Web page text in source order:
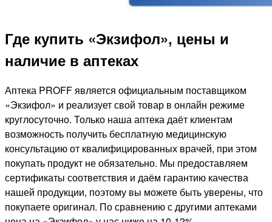
Где купить «Экзифол», цены и
наличие в аптеках
Аптека PROFF является официальным поставщиком
«Экзифол» и реализует свой товар в онлайн режиме
круглосуточно. Только наша аптека даёт клиентам
возможность получить бесплатную медицинскую
консультацию от квалифицированных врачей, при этом
покупать продукт не обязательно. Мы предоставляем
сертификаты соответствия и даём гарантию качества
нашей продукции, поэтому вы можете быть уверены, что
покупаете оригинал. По сравнению с другими аптеками